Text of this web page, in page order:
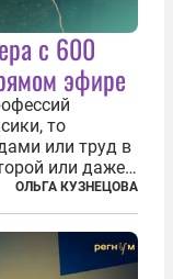
с 600
эфире
то
или труд в
или даже
и
В
прямо во...
ОЛЬГА КУЗНЕЦОВА